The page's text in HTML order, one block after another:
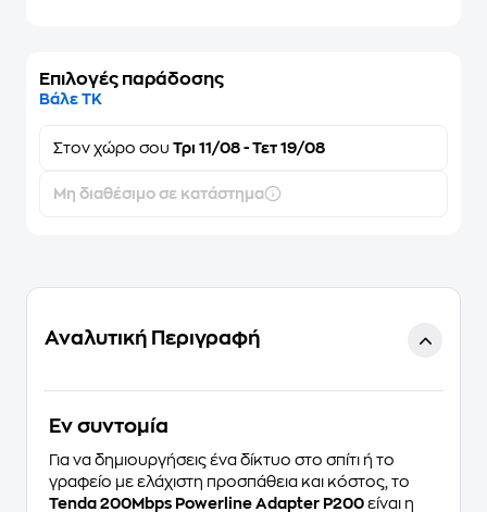
Επιλογές παράδοσης
Βάλε ΤΚ
Στον χώρο σου Τρι 11/08 - Τετ 19/08
Μη διαθέσιμο σε κατάστημα
Αναλυτική Περιγραφή
Eν συντομία
Για να δημιουργήσεις ένα δίκτυο στο σπίτι ή το
γραφείο με ελάχιστη προσπάθεια και κόστος, το
Tenda 200Mbps Powerline Adapter P200 είναι η